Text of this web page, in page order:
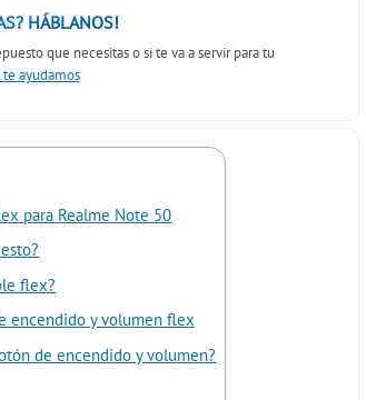
HÁBLANOS!
que necesitas o si te va a servir para tu
te ayudamos
para Realme Note 50
flex?
encendido y volumen flex
de encendido y volumen?